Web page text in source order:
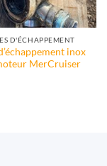
D'ÉCHAPPEMENT
inox
MerCruiser